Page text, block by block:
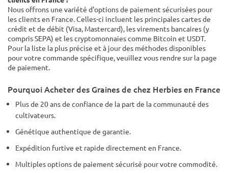
Nous offrons une variété d'options de paiement sécurisées pour
les clients en France. Celles-ci incluent les principales cartes de
crédit et de débit (Visa, Mastercard), les virements bancaires (y
compris SEPA) et les cryptomonnaies comme Bitcoin et USDT.
Pour la liste la plus précise et à jour des méthodes disponibles
pour votre commande spécifique, veuillez vous rendre sur la page
de paiement.
Pourquoi Acheter des Graines de chez Herbies en France
Plus de 20 ans de confiance de la part de la communauté des
cultivateurs.
Génétique authentique de garantie.
Expédition furtive et rapide directement en France.
Multiples options de paiement sécurisé pour votre commodité.